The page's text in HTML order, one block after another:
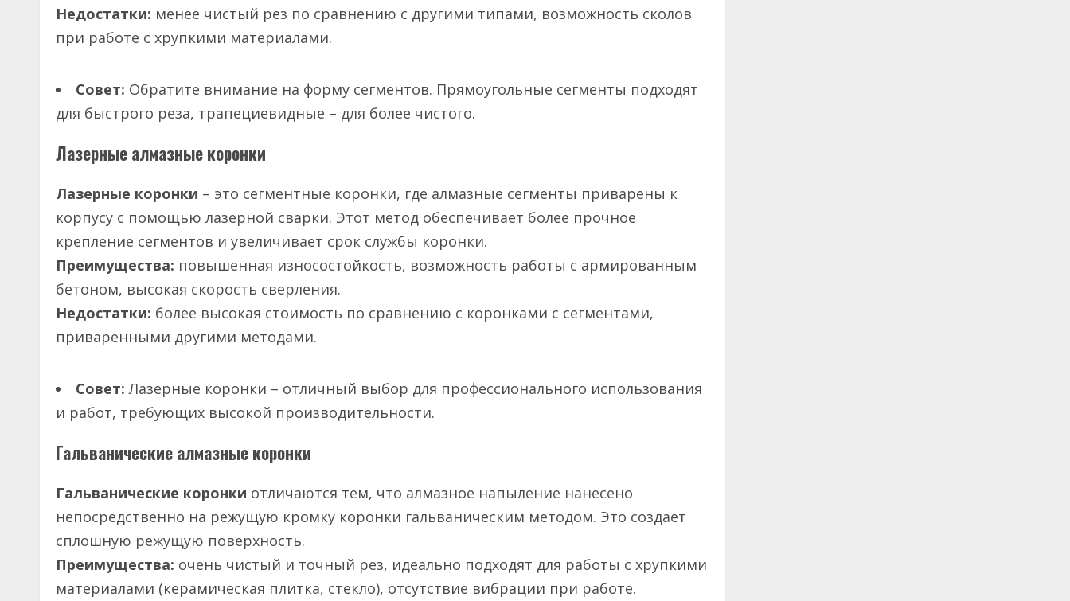
Недостатки: менее чистый рез по сравнению с другими типами, возможность сколов
при работе с хрупкими материалами.
Совет: Обратите внимание на форму сегментов. Прямоугольные сегменты подходят
для быстрого реза, трапециевидные – для более чистого.
Лазерные алмазные коронки
Лазерные коронки – это сегментные коронки, где алмазные сегменты приварены к
корпусу с помощью лазерной сварки. Этот метод обеспечивает более прочное
крепление сегментов и увеличивает срок службы коронки.
Преимущества: повышенная износостойкость, возможность работы с армированным
бетоном, высокая скорость сверления.
Недостатки: более высокая стоимость по сравнению с коронками с сегментами,
приваренными другими методами.
Совет: Лазерные коронки – отличный выбор для профессионального использования
и работ, требующих высокой производительности.
Гальванические алмазные коронки
Гальванические коронки отличаются тем, что алмазное напыление нанесено
непосредственно на режущую кромку коронки гальваническим методом. Это создает
сплошную режущую поверхность.
Преимущества: очень чистый и точный рез, идеально подходят для работы с хрупкими
материалами (керамическая плитка, стекло), отсутствие вибрации при работе.